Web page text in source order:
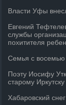
Власти Уфы
Евгений
службы
похитителя
Семья с восемью
Поэту Иосифу
старому Иркутску
Хабаровский